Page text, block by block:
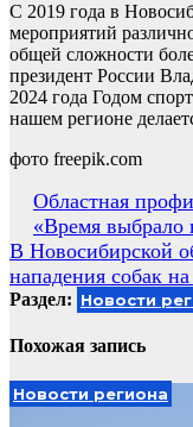
С 2019 года в
мероприятий
общей сложности
президент России
2024 года Годом
нашем регионе
фото freepik.com
Навигация
по
записям
Областная
«Время выбрало
В Новосибирской
нападения собак
Раздел: Новости
Похожая запись
Новости региона